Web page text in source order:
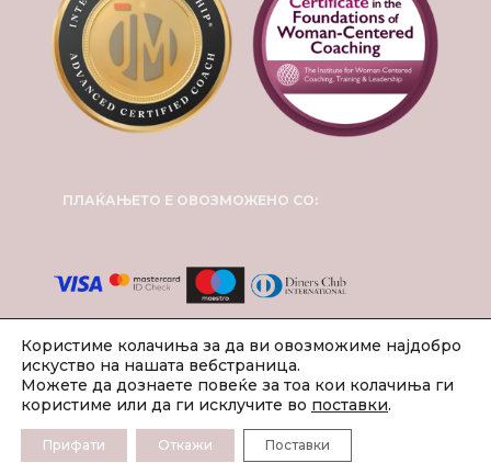
ПЛАЌАЊЕТО Е ОВОЗМОЖЕНО СО:
2024 © Инспирит Коучинг
Користиме колачиња за да ви овозможиме најдобро
искуство на нашата вебстраница.
Можете да дознаете повеќе за тоа кои колачиња ги
користиме или да ги исклучите во поставки.
Прифати Откажи Поставки